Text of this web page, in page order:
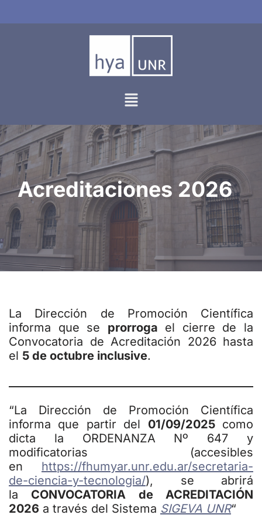
Acreditaciones 2026
La Dirección de Promoción Científica
informa que se prorroga el cierre de la
Convocatoria de Acreditación 2026 hasta
el 5 de octubre inclusive.
“La Dirección de Promoción Científica
informa que partir del 01/09/2025como
dicta la ORDENANZA Nº 647 y
modificatorias (accesibles
en https://fhumyar.unr.edu.ar/secretaria-
de-ciencia-y-tecnologia/), se abrirá
la CONVOCATORIA de ACREDITACIÓN
2026 a través del Sistema SIGEVA UNR“